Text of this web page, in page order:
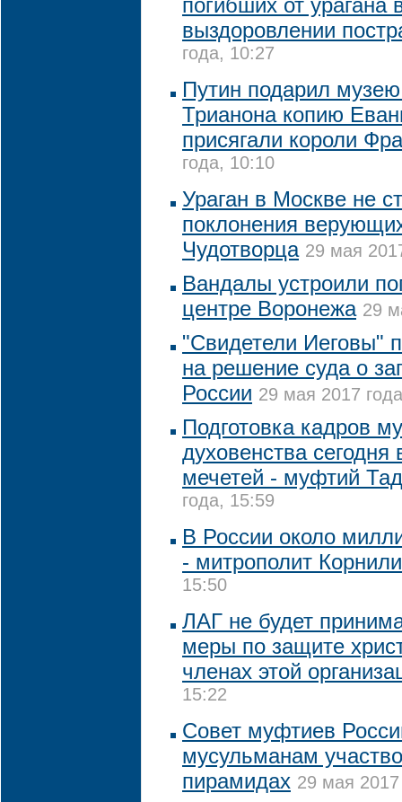
погибших от урагана
выздоровлении
года, 10:27
Путин подарил
Трианона копию
присягали короли
года, 10:10
Ураган в Москве не
поклонения
Чудотворца 29 мая
Вандалы устроили
центре Воронежа 29
"Свидетели Иеговы"
на решение суда о
России 29 мая 2017
Подготовка кадров
духовенства
мечетей - муфтий
года, 15:59
В России около
- митрополит
15:50
ЛАГ не будет
меры по защите
членах этой
15:22
Совет муфтиев
мусульманам
пирамидах 29 мая